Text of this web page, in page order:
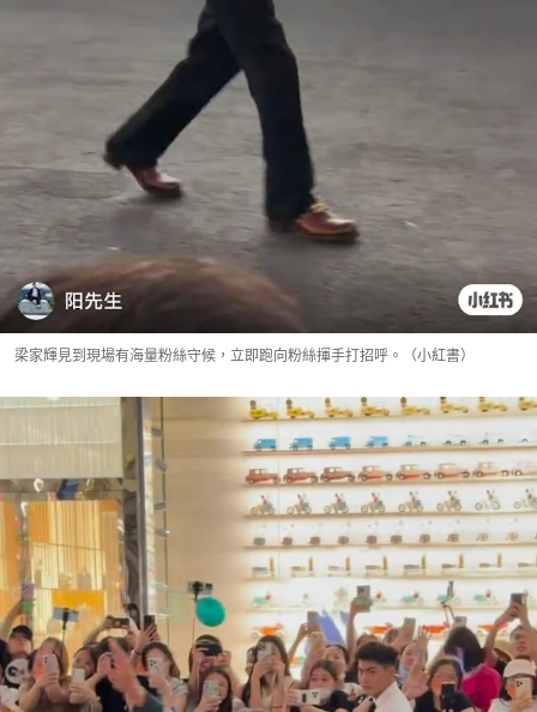
梁家輝見到現場有海量粉絲守候，立即跑向粉絲揮手打招呼。（小紅書）